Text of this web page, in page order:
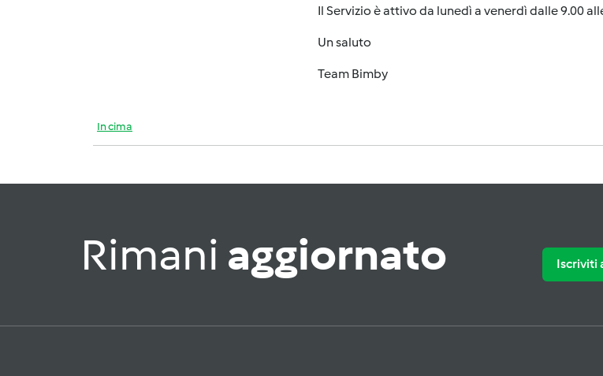
Il Servizio è attivo da lunedì a venerdì dalle 9.00
Un saluto
Team Bimby
In cima
Rimani aggiornato Iscriviti